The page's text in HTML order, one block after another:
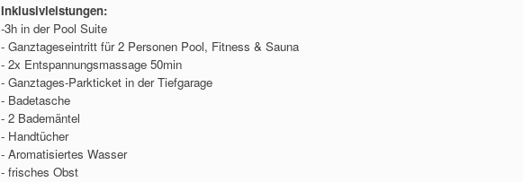
Inklusivleistungen:
-3h in der Pool Suite
- Ganztageseintritt für 2 Personen Pool, Fitness & Sauna
- 2x Entspannungsmassage 50min
- Ganztages-Parkticket in der Tiefgarage
- Badetasche
- 2 Bademäntel
- Handtücher
- Aromatisiertes Wasser
- frisches Obst